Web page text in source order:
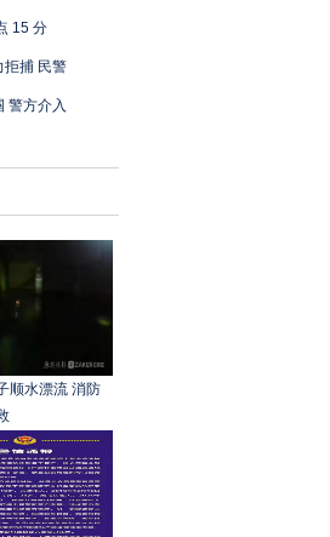
15 分
拒捕 民警
警方介入
顺水漂流 消防